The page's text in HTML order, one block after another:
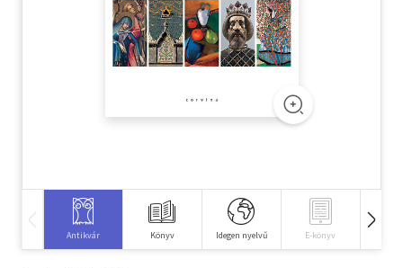
Szótár, nyelvkönyv
Tankönyv, segédkönyv
Természettudomány
Antikvár Könyv Idegen nyelvű E-könyv